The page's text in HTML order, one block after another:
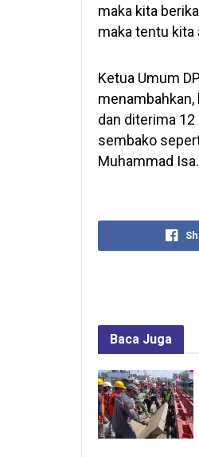
maka kita
maka tentu kita
Ketua Umum
menambahkan,
dan diterima
sembako
Muhammad
Baca Juga